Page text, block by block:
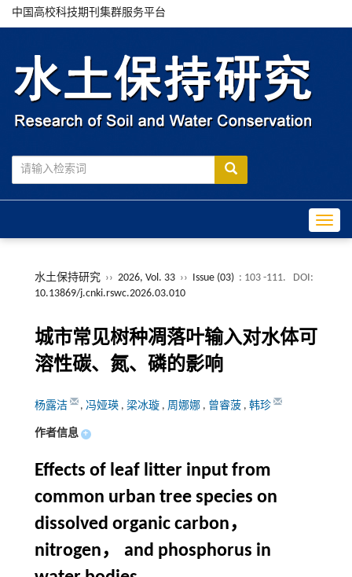
中国高校科技期刊集群服务平台
水土保持研究 ›› 2026, Vol. 33 ›› Issue (03) : 103 -111.
DOI:
10.13869/j.cnki.rswc.2026.03.010
城市常见树种凋落叶输入对水体可
溶性碳、氮、磷的影响
杨露洁 , 冯娅瑛 , 梁冰璇 , 周娜娜 , 曾睿菠 , 韩珍
作者信息 +
Effects of leaf litter input from
common urban tree species on
dissolved organic carbon，
nitrogen， and phosphorus in